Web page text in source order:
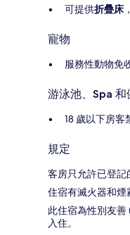
可提供折疊床
寵物
服務性動物免
游泳池、Spa
18 歲以下房客
規定
客房只允許已登記
住宿有滅火器和煙
此住宿為性別友善
入住。